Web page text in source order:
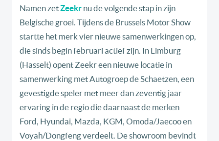
Namen zetZeekr nu de volgende stap in zijn
Belgische groei. Tijdens de Brussels Motor Show
startte het merk vier nieuwe samenwerkingen op,
die sinds begin februari actief zijn. In Limburg
(Hasselt) opent Zeekr een nieuwe locatie in
samenwerking met Autogroep de Schaetzen, een
gevestigde speler met meer dan zeventig jaar
ervaring in de regio die daarnaast de merken
Ford, Hyundai, Mazda, KGM, Omoda/Jaecoo en
Voyah/Dongfeng verdeelt. De showroom bevindt